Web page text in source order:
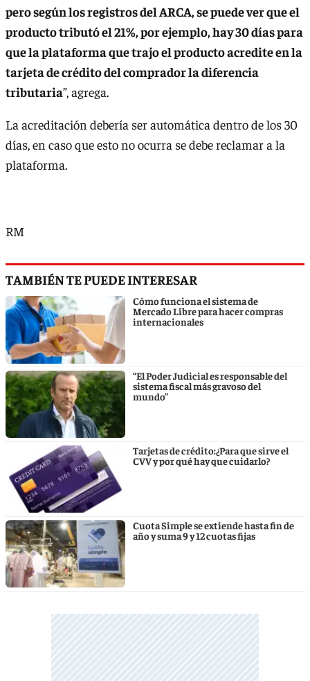
pero según los registros del ARCA, se puede ver que el
producto tributó el 21%, por ejemplo, hay 30 días para
que la plataforma que trajo el producto acredite en la
tarjeta de crédito del comprador la diferencia
tributaria”, agrega.
La acreditación debería ser automática dentro de los 30
días, en caso que esto no ocurra se debe reclamar a la
plataforma.
RM
TAMBIÉN TE PUEDE INTERESAR
Cómo funciona el sistema de
Mercado Libre para hacer compras
internacionales
“El Poder Judicial es responsable del
sistema fiscal más gravoso del
mundo”
Tarjetas de crédito:¿Para que sirve el
CVV y por qué hay que cuidarlo?
Cuota Simple se extiende hasta fin de
año y suma 9 y 12 cuotas fijas